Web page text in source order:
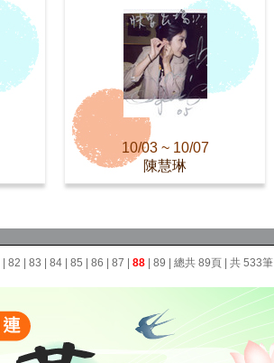
10/03 ~ 10/07
陳慧琳
82 83 84 85 86 87 88 89 | 總共 89頁 | 共 533筆